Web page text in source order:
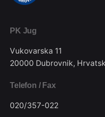
PK Jug
Vukovarska 11
20000 Dubrovnik,
Telefon / Fax
020/357-022